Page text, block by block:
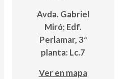
Avda. Gabriel
Miró; Edf.
Perlamar, 3ª
planta: Lc.7
Ver en mapa